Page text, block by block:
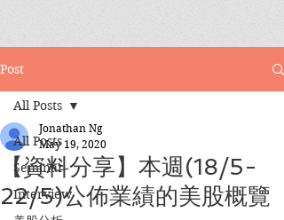
Post
All Posts
Seminar
Interview
All Posts
【資料分享】本週(18/5-
22/5)公佈業績的美股概覽
Jonathan Ng
May 19, 2020